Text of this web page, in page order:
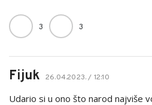
3 3
Fijuk 26.04.2023. / 12:10
Udario si u ono što narod najviše